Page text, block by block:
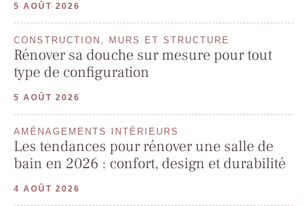
5 AOÛT 2026
CONSTRUCTION, MURS ET STRUCTURE
Rénover sa douche sur mesure pour tout
type de configuration
5 AOÛT 2026
AMÉNAGEMENTS INTÉRIEURS
Les tendances pour rénover une salle de
bain en 2026 : confort, design et durabilité
4 AOÛT 2026